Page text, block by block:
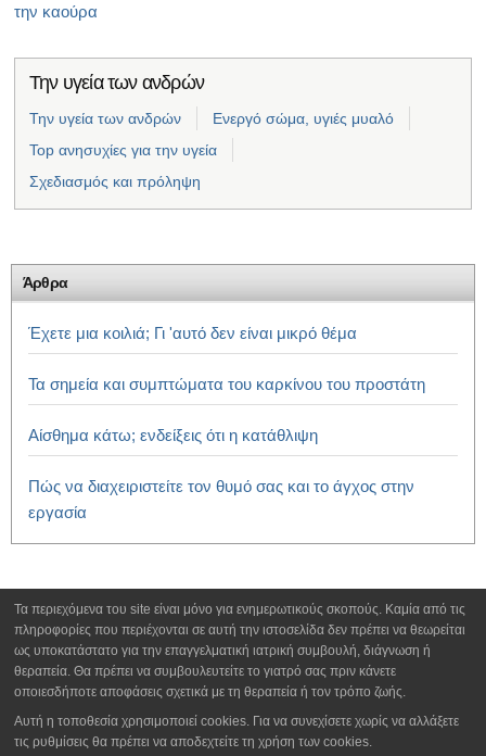
την καούρα
Την υγεία των ανδρών
Την υγεία των ανδρών
Ενεργό σώμα, υγιές μυαλό
Top ανησυχίες για την υγεία
Σχεδιασμός και πρόληψη
Άρθρα
Έχετε μια κοιλιά; Γι 'αυτό δεν είναι μικρό θέμα
Τα σημεία και συμπτώματα του καρκίνου του προστάτη
Αίσθημα κάτω; ενδείξεις ότι η κατάθλιψη
Πώς να διαχειριστείτε τον θυμό σας και το άγχος στην
εργασία
Τα περιεχόμενα του site είναι μόνο για ενημερωτικούς σκοπούς. Καμία από τις
πληροφορίες που περιέχονται σε αυτή την ιστοσελίδα δεν πρέπει να θεωρείται
ως υποκατάστατο για την επαγγελματική ιατρική συμβουλή, διάγνωση ή
θεραπεία. Θα πρέπει να συμβουλευτείτε το γιατρό σας πριν κάνετε
οποιεσδήποτε αποφάσεις σχετικά με τη θεραπεία ή τον τρόπο ζωής.
Αυτή η τοποθεσία χρησιμοποιεί cookies. Για να συνεχίσετε χωρίς να αλλάξετε
τις ρυθμίσεις θα πρέπει να αποδεχτείτε τη χρήση των cookies.